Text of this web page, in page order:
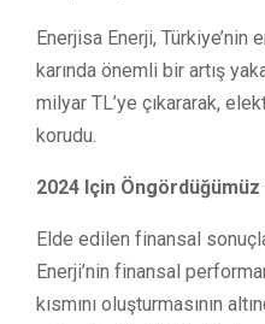
Enerjisa Enerji,
karında önemli bir artış
milyar TL’ye çıkararak,
korudu.
2024 Için Öngördüğümüz
Elde edilen finansal
Enerji’nin finansal
kısmını oluşturmasının